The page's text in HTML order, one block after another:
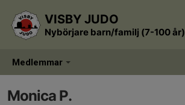
Medlemmar
VISBY JUDO
Nybörjare barn/familj (7-100 år)
Monica P.